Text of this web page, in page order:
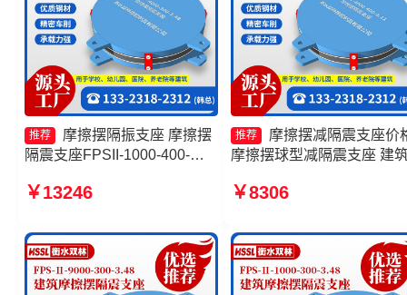
推荐
摩擦摆隔振支座 摩擦摆
隔震支座FPSII-1000-400-
座生产厂家 摩擦摆隔震支座
￥13246
推荐
摩擦摆减隔震支座价
摩擦摆球型减隔震支座 建
座FPSII-5000-400-4.11
￥8306